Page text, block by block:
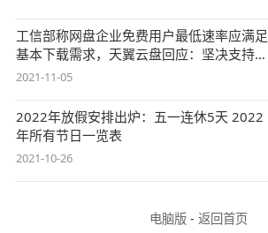
工信部称网盘企业免费用户最低速率应满足
基本下载需求，天翼云盘回应：坚决支持，
始终
2021-11-05
2022年放假安排出炉：五一连休5天 2022
年所有节日一览表
2021-10-26
电脑版- 返回首页